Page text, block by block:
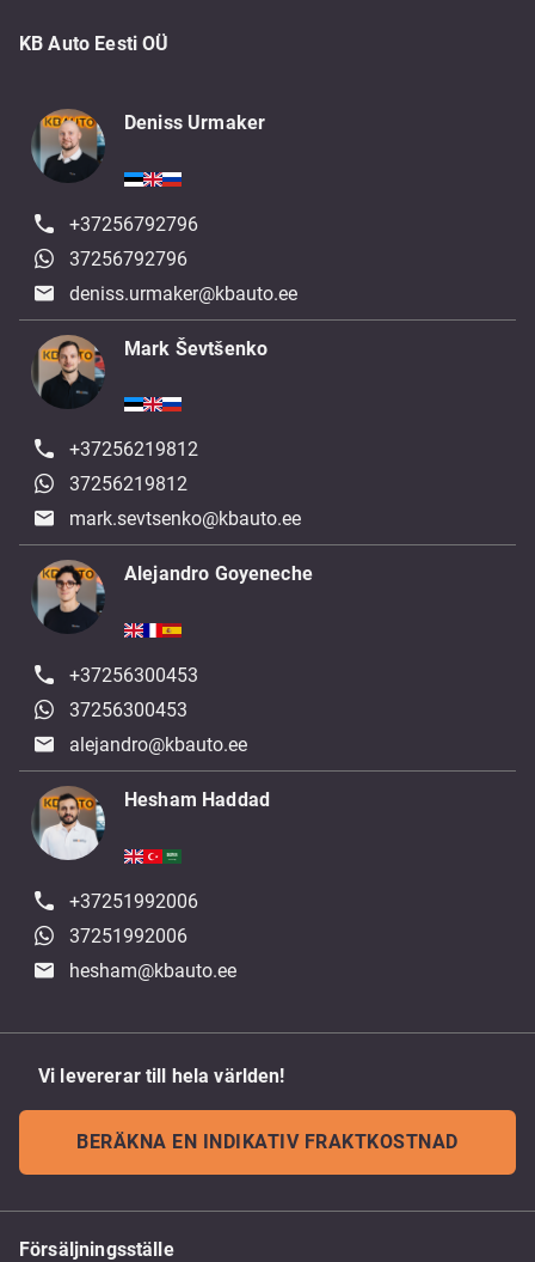
KB Auto Eesti OÜ
Deniss Urmaker
+37256792796
37256792796
deniss.urmaker@kbauto.ee
Mark Ševtšenko
+37256219812
37256219812
mark.sevtsenko@kbauto.ee
Alejandro Goyeneche
+37256300453
37256300453
alejandro@kbauto.ee
Hesham Haddad
+37251992006
37251992006
hesham@kbauto.ee
Vi levererar till hela världen!
BERÄKNA EN INDIKATIV FRAKTKOSTNAD
Försäljningsställe